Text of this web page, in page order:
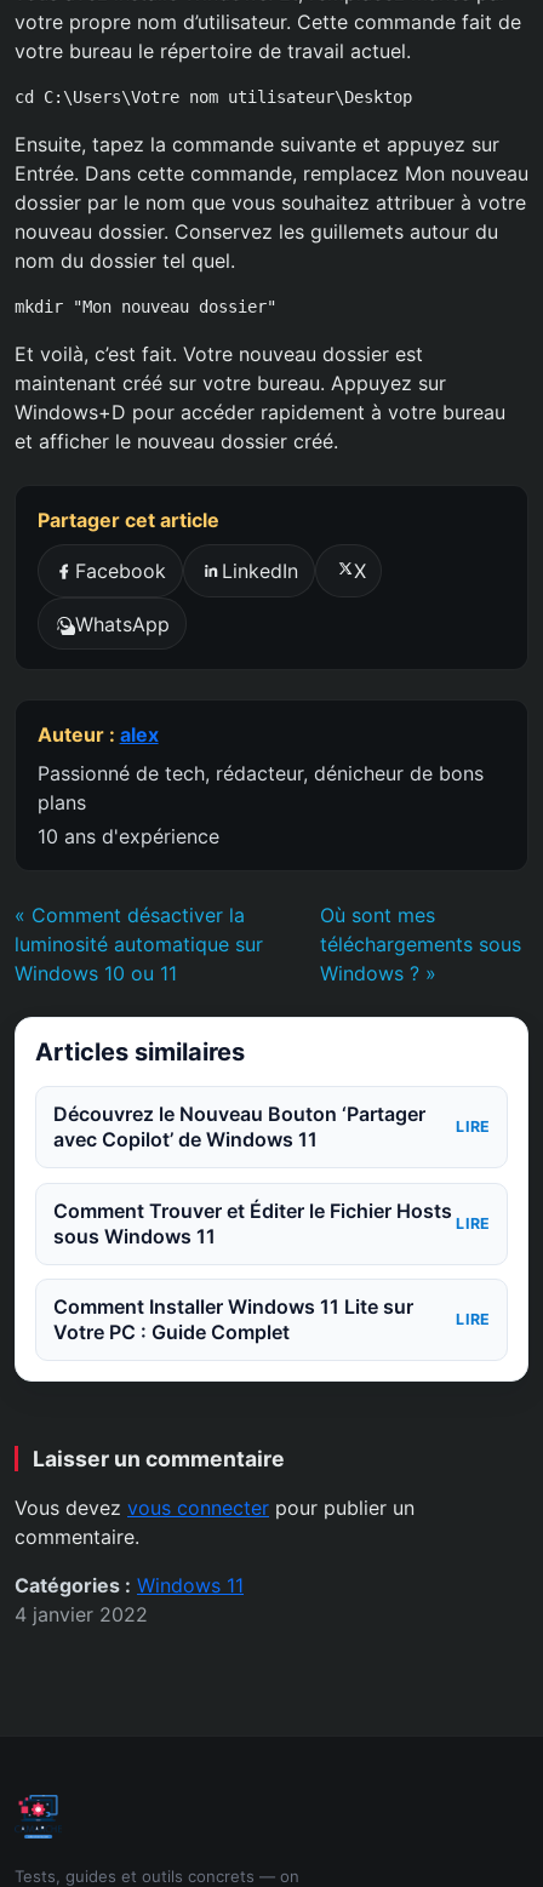
votre propre nom d’utilisateur. Cette commande fait de
votre bureau le répertoire de travail actuel.
cd C:\Users\Votre nom utilisateur\Desktop
Ensuite, tapez la commande suivante et appuyez sur
Entrée. Dans cette commande, remplacez Mon nouveau
dossier par le nom que vous souhaitez attribuer à votre
nouveau dossier. Conservez les guillemets autour du
nom du dossier tel quel.
mkdir "Mon nouveau dossier"
Et voilà, c’est fait. Votre nouveau dossier est
maintenant créé sur votre bureau. Appuyez sur
Windows+D pour accéder rapidement à votre bureau
et afficher le nouveau dossier créé.
Partager cet article
Facebook LinkedIn X
WhatsApp
Auteur : alex
Passionné de tech, rédacteur, dénicheur de bons
plans
10 ans d'expérience
« Comment désactiver la
luminosité automatique sur
Windows 10 ou 11
Où sont mes
téléchargements sous
Windows ? »
Articles similaires
Découvrez le Nouveau Bouton ‘Partager
avec Copilot’ de Windows 11
LIRE
Comment Trouver et Éditer le Fichier Hosts
sous Windows 11
LIRE
Comment Installer Windows 11 Lite sur
Votre PC : Guide Complet
LIRE
Laisser un commentaire
Vous devez vous connecter pour publier un
commentaire.
Catégories : Windows 11
4 janvier 2022
Tests, guides et outils concrets — on